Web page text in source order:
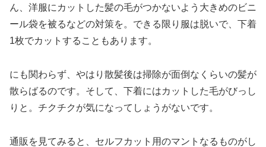
ん、洋服にカットした髪の毛がつかないよう大きめのビニ
ール袋を被るなどの対策を。できる限り服は脱いで、下着
1枚でカットすることもあります。
にも関わらず、やはり散髪後は掃除が面倒なくらいの髪が
散らばるのです。そして、下着にはカットした毛がびっし
りと。チクチクが気になってしょうがないです。
通販を見てみると、セルフカット用のマントなるものがし